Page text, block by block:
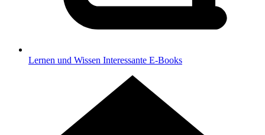
Lernen und Wissen Interessante E-Books